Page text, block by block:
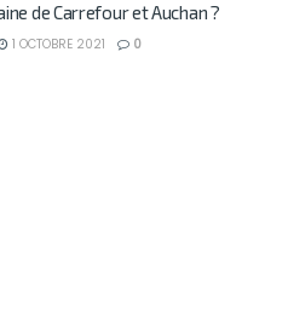
de Carrefour et Auchan ?
1 OCTOBRE 2021 0